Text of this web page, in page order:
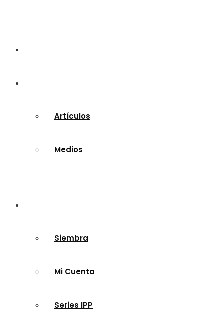
Artículos
Medios
Siembra
Mi Cuenta
Series IPP